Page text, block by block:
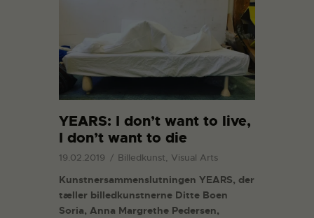
YEARS: I don’t want to live,
I don’t want to die
19.02.2019 Billedkunst, Visual Arts
Kunstnersammenslutningen YEARS, der
tæller billedkunstnerne Ditte Boen
Soria, Anna Margrethe Pedersen,